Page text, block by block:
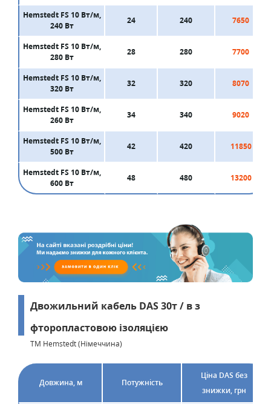
Hemstedt FS 10 Вт/м,
240 Вт
24 240 7650
Hemstedt FS 10 Вт/м,
280 Вт
28 280 7700
Hemstedt FS 10 Вт/м,
320 Вт
32 320 8070
Hemstedt FS 10 Вт/м,
260 Вт
34 340 9020
Hemstedt FS 10 Вт/м,
500 Вт
42 420 11850
Hemstedt FS 10 Вт/м,
600 Вт
48 480 13200
Двожильний кабель DAS 30т / в з
фторопластовою ізоляцією
ТМ Hemstedt (Німеччина)
Довжина, м Потужність
Ціна DAS без
знижки, грн